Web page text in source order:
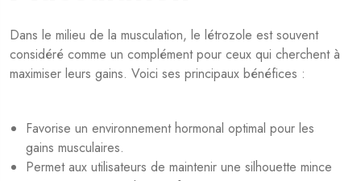
Dans le milieu de la musculation, le létrozole est souvent
considéré comme un complément pour ceux qui cherchent à
maximiser leurs gains. Voici ses principaux bénéfices :
Favorise un environnement hormonal optimal pour les
gains musculaires.
Permet aux utilisateurs de maintenir une silhouette mince